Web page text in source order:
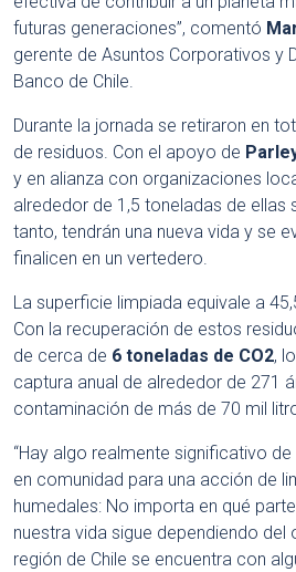
futuras generaciones”, comentó
gerente de Asuntos Corporativos y
Banco de Chile.
Durante la jornada se retiraron en
de residuos. Con el apoyo de
y en alianza con organizaciones
alrededor de 1,5 toneladas de ellas
tanto, tendrán una nueva vida y se
finalicen en un vertedero.
La superficie limpiada equivale a
Con la recuperación de estos
de cerca de 6 toneladas de CO2,
captura anual de alrededor de 271
contaminación de más de 70 mil
“Hay algo realmente significativo
en comunidad para una acción de
humedales: No importa en qué
nuestra vida sigue dependiendo del
región de Chile se encuentra con